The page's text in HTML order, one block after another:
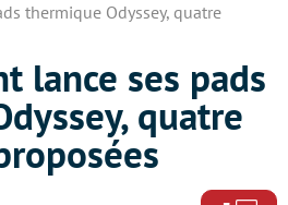
thermique Odyssey, quatre
lance ses pads
quatre